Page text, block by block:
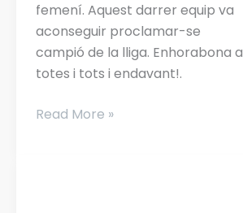
femení. Aquest darrer equip va
aconseguir proclamar-se
campió de la lliga. Enhorabona a
totes i tots i endavant!.
Read More »